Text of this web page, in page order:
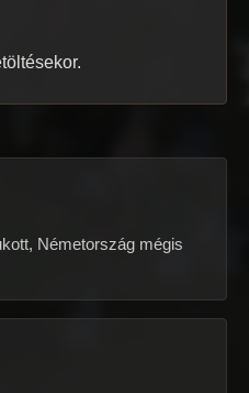
Németország mégis